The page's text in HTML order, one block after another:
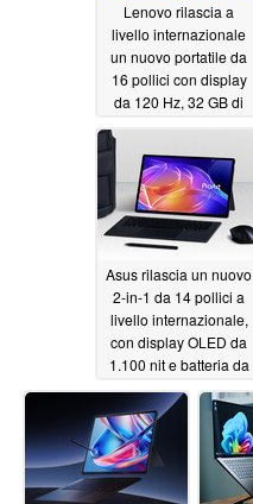
Lenovo rilascia a
livello internazionale
un nuovo portatile da
16 pollici con display
da 120 Hz, 32 GB di
Asus rilascia un nuovo
2-in-1 da 14 pollici a
livello internazionale,
con display OLED da
1.100 nit e batteria da
05/13/2026